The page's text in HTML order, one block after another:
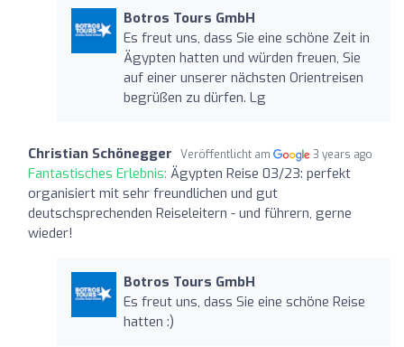
Botros Tours GmbH
Es freut uns, dass Sie eine schöne Zeit in
Ägypten hatten und würden freuen, Sie
auf einer unserer nächsten Orientreisen
begrüßen zu dürfen. Lg
Christian Schönegger Veröffentlicht am 3 years ago
Fantastisches Erlebnis: Ägypten Reise 03/23: perfekt
organisiert mit sehr freundlichen und gut
deutschsprechenden Reiseleitern - und führern, gerne
wieder!
Botros Tours GmbH
Es freut uns, dass Sie eine schöne Reise
hatten :)